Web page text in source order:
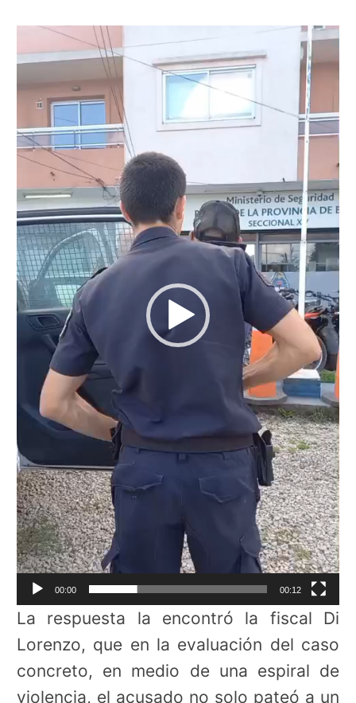
Reproductor
de
vídeo
00:00 00:12
La respuesta la encontró la fiscal Di
Lorenzo, que en la evaluación del caso
concreto, en medio de una espiral de
violencia, el acusado no solo pateó a un